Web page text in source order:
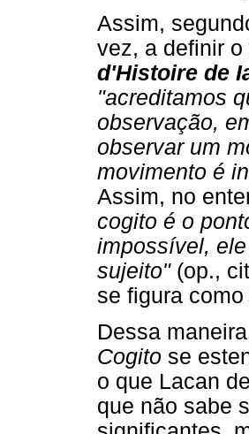
Assim,
vez, a definir
d'Histoire de
"acreditamos
observação,
observar um
movimento é
Assim, no
cogito é o
impossível,
sujeito"(op.,
se figura
Dessa
Cogito se
o que Lacan
que não sabe